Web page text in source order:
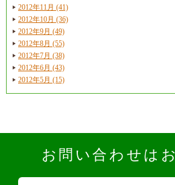
2012年11月 (41)
2012年10月 (36)
2012年9月 (49)
2012年8月 (55)
2012年7月 (38)
2012年6月 (43)
2012年5月 (15)
お問い合わせは